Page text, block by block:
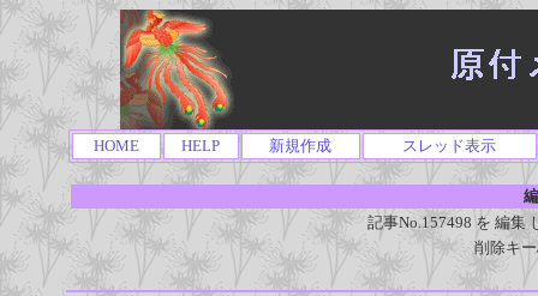
HOME HELP 新規作成 スレッド表示
記事No.157498 を 編集
削除キ